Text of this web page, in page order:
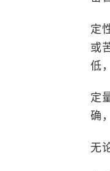
定
或
低
定
确
无